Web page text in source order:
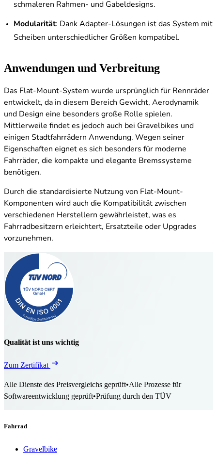
schmaleren Rahmen- und Gabeldesigns.
Modularität: Dank Adapter-Lösungen ist das System mit
Scheiben unterschiedlicher Größen kompatibel.
Anwendungen und Verbreitung
Das Flat-Mount-System wurde ursprünglich für Rennräder
entwickelt, da in diesem Bereich Gewicht, Aerodynamik
und Design eine besonders große Rolle spielen.
Mittlerweile findet es jedoch auch bei Gravelbikes und
einigen Stadtfahrrädern Anwendung. Wegen seiner
Eigenschaften eignet es sich besonders für moderne
Fahrräder, die kompakte und elegante Bremssysteme
benötigen.
Durch die standardisierte Nutzung von Flat-Mount-
Komponenten wird auch die Kompatibilität zwischen
verschiedenen Herstellern gewährleistet, was es
Fahrradbesitzern erleichtert, Ersatzteile oder Upgrades
vorzunehmen.
Qualität ist uns wichtig
Zum Zertifikat
Alle Dienste des Preisvergleichs geprüft•Alle Prozesse für
Softwareentwicklung geprüft•Prüfung durch den TÜV
Fahrrad
Gravelbike